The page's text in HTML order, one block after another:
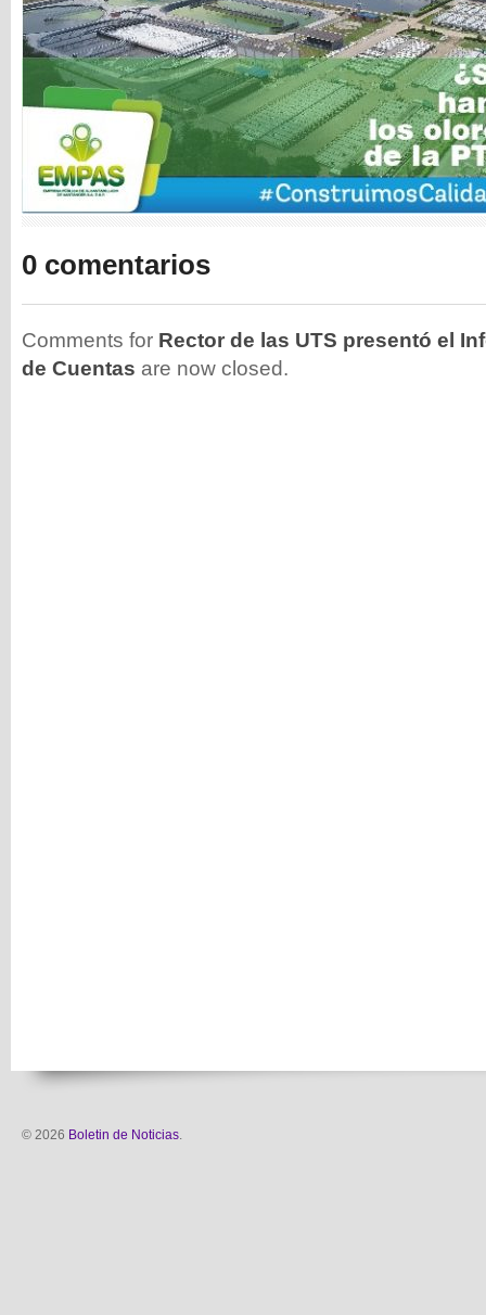
0 comentarios
Comments for Rector de las UTS presentó el
de Cuentas are now closed.
© 2026 Boletin de Noticias.